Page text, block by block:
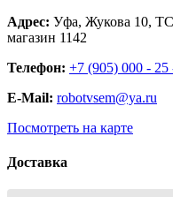
Адрес: Уфа, Жукова 10,
магазин 1142
Телефон: +7 (905) 000 - 25
E-Mail: robotvsem@ya.ru
Посмотреть на карте
Доставка